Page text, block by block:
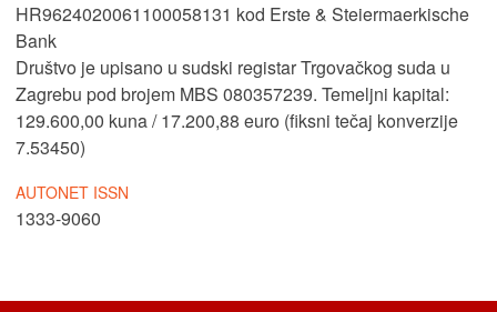
HR9624020061100058131 kod Erste & Steiermaerkische
Bank
Društvo je upisano u sudski registarTrgovačkog suda u
Zagrebu pod brojem MBS 080357239. Temeljni kapital:
129.600,00 kuna / 17.200,88 euro (fiksni tečaj konverzije
7.53450)
AUTONET ISSN
1333-9060